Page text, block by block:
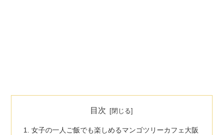
目次
女子の一人ご飯でも楽しめるマンゴツリーカフェ大阪